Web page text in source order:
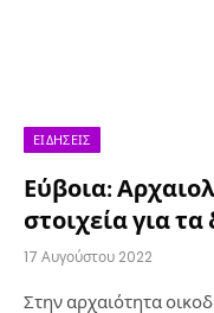
ΕΙΔΉΣΕΙΣ
Εύβοια:
στοιχεία για
17 Αυγούστου 2022
Στην αρχαιότητα